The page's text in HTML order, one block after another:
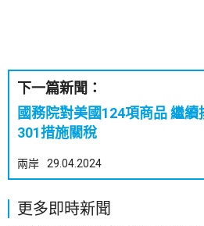
下一篇新聞：
國務院對美國124項商品 繼續排除加徵反制
301措施關稅
兩岸 29.04.2024
更多即時新聞